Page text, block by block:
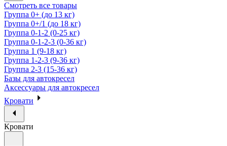
Смотреть все товары
Группа 0+ (до 13 кг)
Группа 0+/1 (до 18 кг)
Группа 0-1-2 (0-25 кг)
Группа 0-1-2-3 (0-36 кг)
Группа 1 (9-18 кг)
Группа 1-2-3 (9-36 кг)
Группа 2-3 (15-36 кг)
Базы для автокресел
Аксессуары для автокресел
Кровати
Кровати